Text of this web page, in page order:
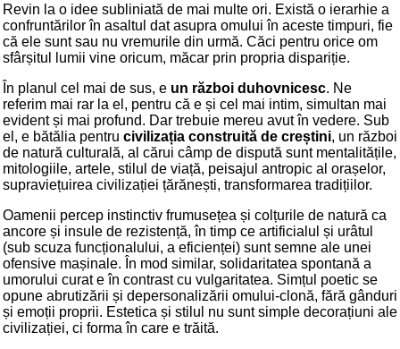
Revin la o idee subliniată de mai multe ori. Există o ierarhie a
confruntărilor în asaltul dat asupra omului în aceste timpuri, fie
că ele sunt sau nu vremurile din urmă. Căci pentru orice om
sfârșitul lumii vine oricum, măcar prin propria dispariție.
În planul cel mai de sus, e un război duhovnicesc. Ne
referim mai rar la el, pentru că e și cel mai intim, simultan mai
evident și mai profund. Dar trebuie mereu avut în vedere. Sub
el, e bătălia pentru civilizația construită de creștini, un război
de natură culturală, al cărui câmp de dispută sunt mentalitățile,
mitologiile, artele, stilul de viață, peisajul antropic al orașelor,
supraviețuirea civilizației țărănești, transformarea tradițiilor.
Oamenii percep instinctiv frumusețea și colțurile de natură ca
ancore și insule de rezistență, în timp ce artificialul și urâtul
(sub scuza funcționalului, a eficienței) sunt semne ale unei
ofensive mașinale. În mod similar, solidaritatea spontană a
umorului curat e în contrast cu vulgaritatea. Simțul poetic se
opune abrutizării și depersonalizării omului-clonă, fără gânduri
și emoții proprii. Estetica și stilul nu sunt simple decorațiuni ale
civilizației, ci forma în care e trăită.